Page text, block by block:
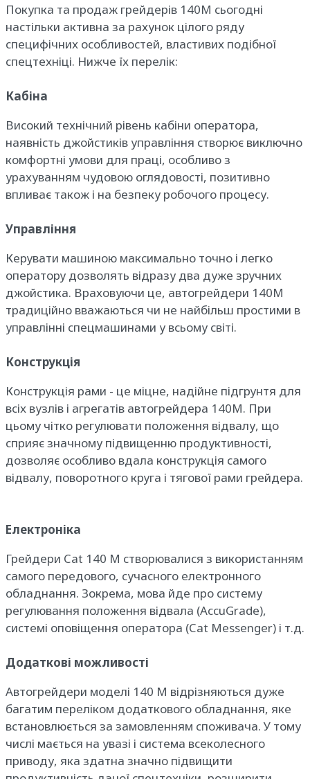
Покупка та продаж грейдерів 140M сьогодні
настільки активна за рахунок цілого ряду
специфічних особливостей, властивих подібної
спецтехніці. Нижче їх перелік:
Кабіна
Високий технічний рівень кабіни оператора,
наявність джойстиків управління створює виключно
комфортні умови для праці, особливо з
урахуванням чудовою оглядовості, позитивно
впливає також і на безпеку робочого процесу.
Управління
Керувати машиною максимально точно і легко
оператору дозволять відразу два дуже зручних
джойстика. Враховуючи це, автогрейдери 140M
традиційно вважаються чи не найбільш простими в
управлінні спецмашинами у всьому світі.
Конструкція
Конструкція рами - це міцне, надійне підгрунтя для
всіх вузлів і агрегатів автогрейдера 140M. При
цьому чітко регулювати положення відвалу, що
сприяє значному підвищенню продуктивності,
дозволяє особливо вдала конструкція самого
відвалу, поворотного круга і тягової рами грейдера.
Електроніка
Грейдери Cat 140 M створювалися з використанням
самого передового, сучасного електронного
обладнання. Зокрема, мова йде про систему
регулювання положення відвала (AccuGrade),
системі оповіщення оператора (Cat Messenger) і т.д.
Додаткові можливості
Автогрейдери моделі 140 М відрізняються дуже
багатим переліком додаткового обладнання, яке
встановлюється за замовленням споживача. У тому
числі мається на увазі і система всеколесного
приводу, яка здатна значно підвищити